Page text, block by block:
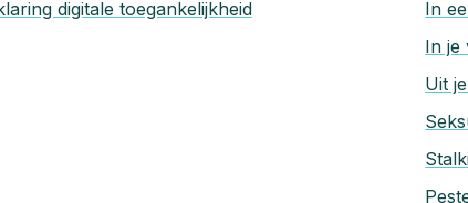
digitale toegankelijkheid
In
In je
Uit